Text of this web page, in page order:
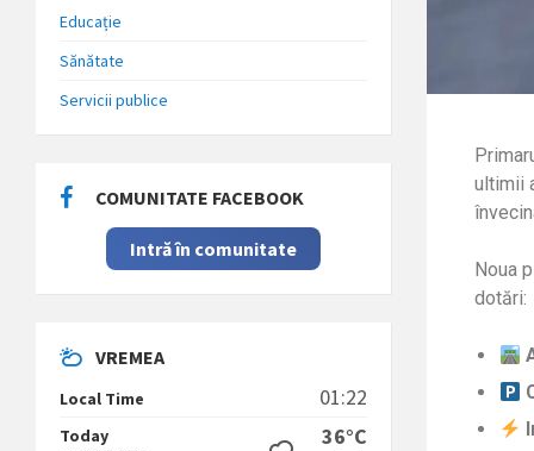
ultimii
Noua
dotări:
Educație
Sănătate
Servicii publice
COMUNITATE FACEBOOK
Intră în comunitate
VREMEA
Local Time 01:22
Today 36°C